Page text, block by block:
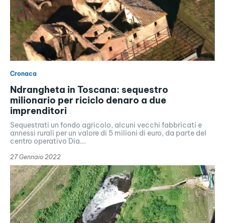
Cronaca
Ndrangheta in Toscana: sequestro
milionario per riciclo denaro a due
imprenditori
Sequestrati un fondo agricolo, alcuni vecchi fabbricati e
annessi rurali per un valore di 5 milioni di euro, da parte del
centro operativo Dia...
27 Gennaio 2022